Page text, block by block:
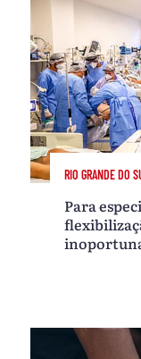
RIO GRANDE DO
Para